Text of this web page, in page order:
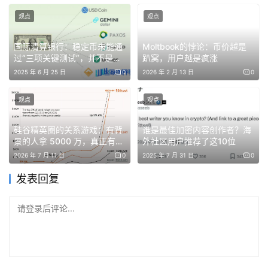
SOFR-IORB 利差进一步突显了这种压力。如果说 EFFR 反
映现金市场，那么 SOFR（有国债抵押的融资利率）则捕捉
了更广泛的流动性短缺。自 2025 年 10 月以来，SOFR 持
续高于准备金余额利率（IORB），表明银行即使有抵押
品，仍愿意支付溢价来“竞购”流动性。
即便美联储停止缩表，SOFR-IORB 利差在 1 月并未大幅回
落。合理的解释是：银行手中的流动性被大量用于金融投
国际清算银行：稳定币未能通
过“三项关键测试”，并不是真
正的货币
2025 年 6 月 25 日 0
观点
Moltbook的悖论：币价越是
趴窝，用户越是疯涨
2026 年 2 月 13 日 0
观点
硅谷精英圈的关系游戏：有背
景的人拿 5000 万，真正有本
事的融不到钱？
2026 年 7 月 11 日 0
观点
谁是最佳加密内容创作者？海
外社区用户推荐了这10位
2025 年 7 月 31 日 0
观点
发表回复
请登录后评论...